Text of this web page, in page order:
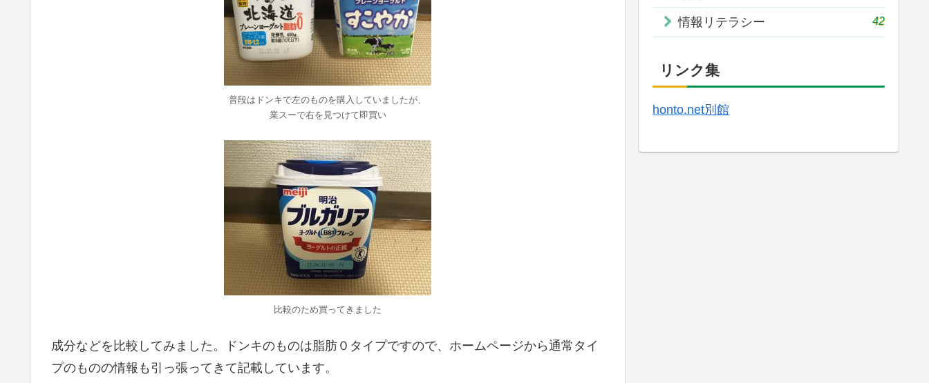
普段はドンキで左のものを購入していましたが、
業スーで右を見つけて即買い
比較のため買ってきました
成分などを比較してみました。ドンキのものは脂肪０タイプですので、ホームページから通常タイ
プのものの情報も引っ張ってきて記載しています。
情報リテラシー 42
リンク集
honto.net別館